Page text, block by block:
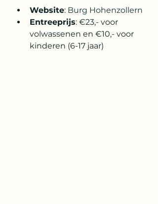
Website: Burg Hohenzollern
Entreeprijs: €23,- voor
volwassenen en €10,- voor
kinderen (6-17 jaar)